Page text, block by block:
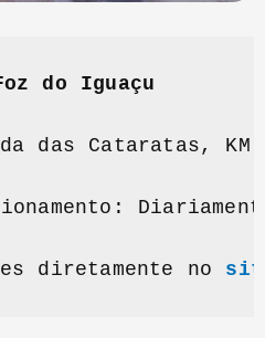
do Iguaçu
das Cataratas,
diretamente no